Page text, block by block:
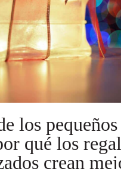
los pequeños
qué los
crean